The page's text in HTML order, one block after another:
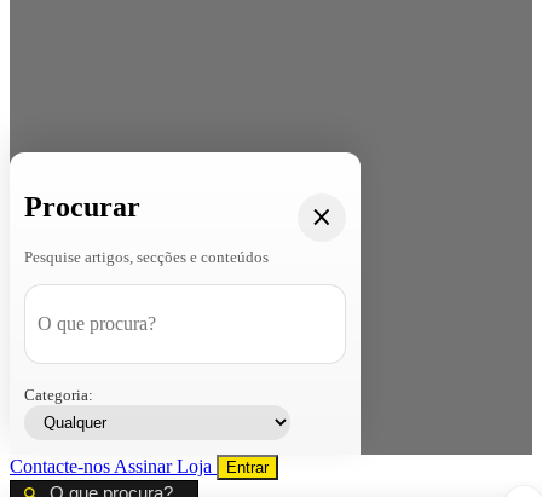
Procurar
Pesquise artigos, secções e conteúdos
Categoria:
Contacte-nos AssinarLoja Entrar